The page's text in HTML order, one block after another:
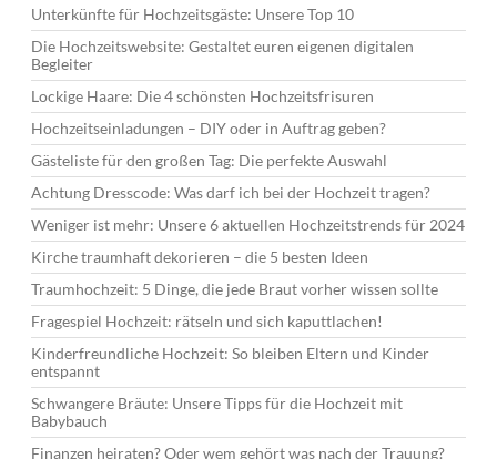
Unterkünfte für Hochzeitsgäste: Unsere Top 10
Die Hochzeitswebsite: Gestaltet euren eigenen digitalen
Begleiter
Lockige Haare: Die 4 schönsten Hochzeitsfrisuren
Hochzeitseinladungen – DIY oder in Auftrag geben?
Gästeliste für den großen Tag: Die perfekte Auswahl
Achtung Dresscode: Was darf ich bei der Hochzeit tragen?
Weniger ist mehr: Unsere 6 aktuellen Hochzeitstrends für 2024
Kirche traumhaft dekorieren – die 5 besten Ideen
Traumhochzeit: 5 Dinge, die jede Braut vorher wissen sollte
Fragespiel Hochzeit: rätseln und sich kaputtlachen!
Kinderfreundliche Hochzeit: So bleiben Eltern und Kinder
entspannt
Schwangere Bräute: Unsere Tipps für die Hochzeit mit
Babybauch
Finanzen heiraten? Oder wem gehört was nach der Trauung?